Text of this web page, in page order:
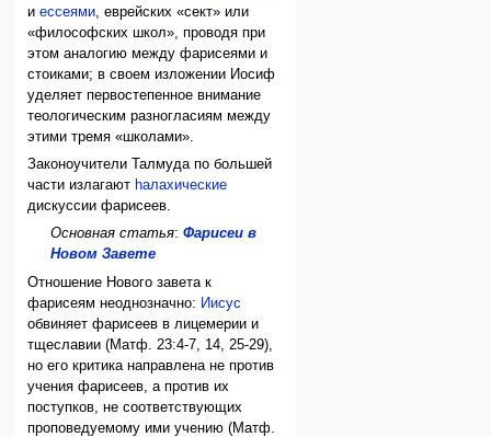
иессеями , еврейских «сект» или
«философских школ», проводя при
этом аналогию между фарисеями и
стоиками; в своем изложении Иосиф
уделяет первостепенное внимание
теологическим разногласиям между
этими тремя «школами».
Законоучители Талмуда по большей
части излагают hалахические
дискуссии фарисеев.
Основная статья: Фарисеи в
Новом Завете
Отношение Нового завета к
фарисеям неоднозначно: Иисус
обвиняет фарисеев в лицемерии и
тщеславии (Матф. 23:4-7, 14, 25-29),
но его критика направлена не против
учения фарисеев, а против их
поступков, не соответствующих
проповедуемому ими учению (Матф.